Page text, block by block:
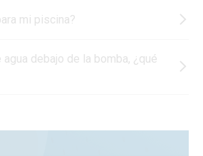
mi piscina?
debajo de la bomba, ¿qué